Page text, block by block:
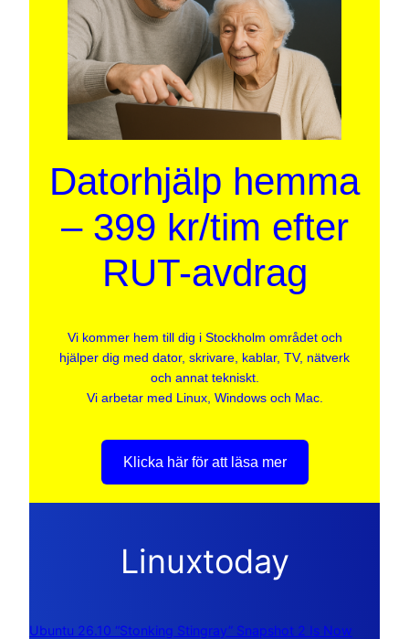
Datorhjälp hemma
– 399 kr/tim efter
RUT-avdrag
Vi kommer hem till dig i Stockholm området och
hjälper dig med dator, skrivare, kablar, TV, nätverk
och annat tekniskt.
Vi arbetar med Linux, Windows och Mac.
Klicka här för att läsa mer
Linuxtoday
Ubuntu 26.10 “Stonking Stingray” Snapshot 2 Is Now